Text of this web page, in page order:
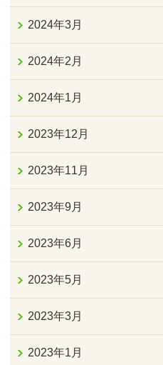
2024年3月
2024年2月
2024年1月
2023年12月
2023年11月
2023年9月
2023年6月
2023年5月
2023年3月
2023年1月